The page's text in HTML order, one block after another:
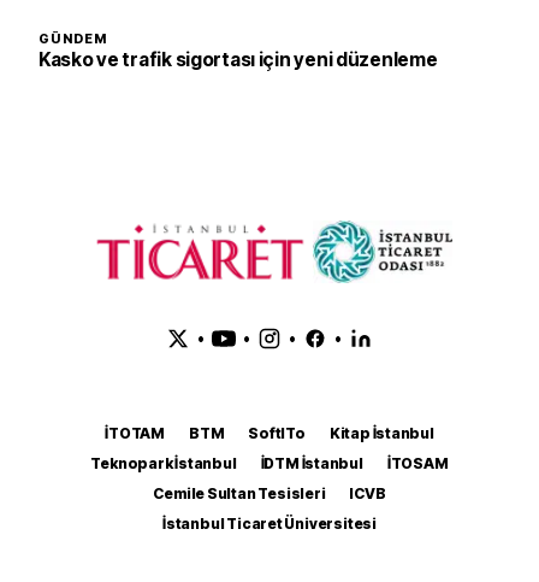
GÜNDEM
Kasko ve trafik sigortası için yeni düzenleme
• • • •
İTOTAM BTM SoftITo
Kitap İstanbul
Teknopark İstanbul
İDTM İstanbul
İTOSAM
Cemile Sultan Tesisleri
ICVB
İstanbul Ticaret Üniversitesi